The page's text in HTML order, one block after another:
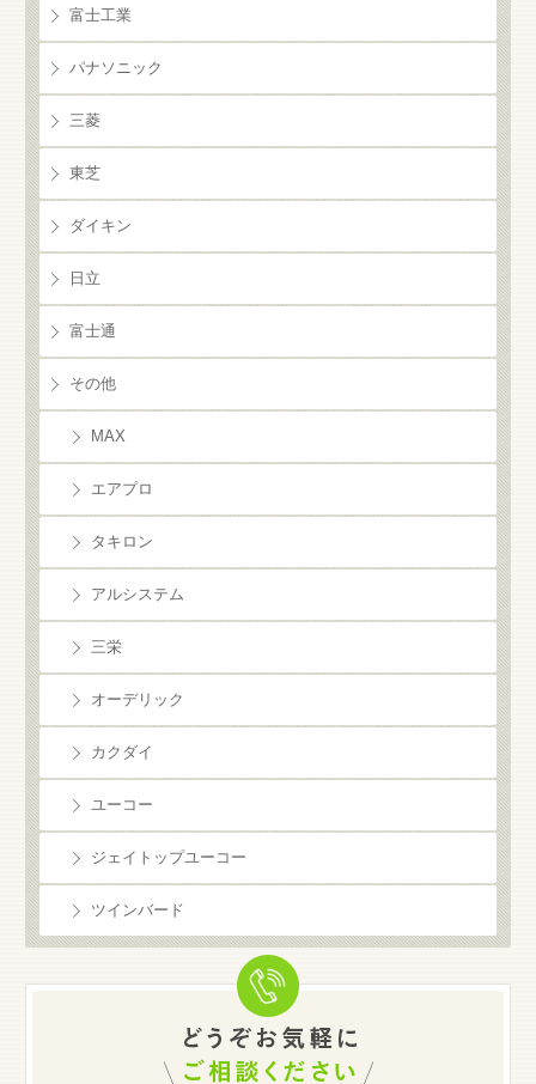
富士工業
パナソニック
三菱
東芝
ダイキン
日立
富士通
その他
MAX
エアプロ
タキロン
アルシステム
三栄
オーデリック
カクダイ
ユーコー
ジェイトップユーコー
ツインバード